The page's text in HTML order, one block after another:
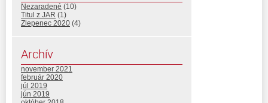
Nezaradené (10)
Titul z JAR (1)
Zlepenec 2020 (4)
Archív
november 2021
február 2020
júl 2019
jún 2019